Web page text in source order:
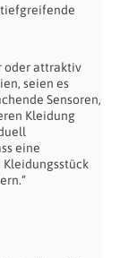
oder attraktiv
seien es
Sensoren,
Kleidung
eine